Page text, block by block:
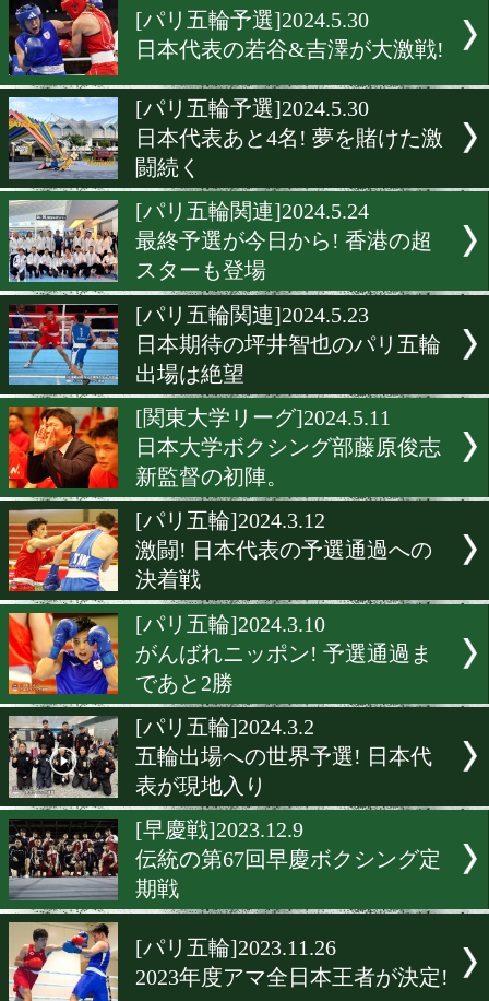
[パリ五輪予選]2024.6.1
勝ち上がった代表は木下鈴
鬼頭は敗退
[パリ五輪予選]2024.5.30
日本代表の若谷&吉澤が大
[パリ五輪予選]2024.5.30
日本代表あと4名! 夢を賭け
闘続く
[パリ五輪関連]2024.5.24
最終予選が今日から! 香港
スターも登場
[パリ五輪関連]2024.5.23
日本期待の坪井智也のパリ
出場は絶望
[関東大学リーグ]2024.5.11
日本大学ボクシング部藤原
新監督の初陣。
[パリ五輪]2024.3.12
激闘! 日本代表の予選通過
決着戦
[パリ五輪]2024.3.10
がんばれニッポン! 予選通
であと2勝